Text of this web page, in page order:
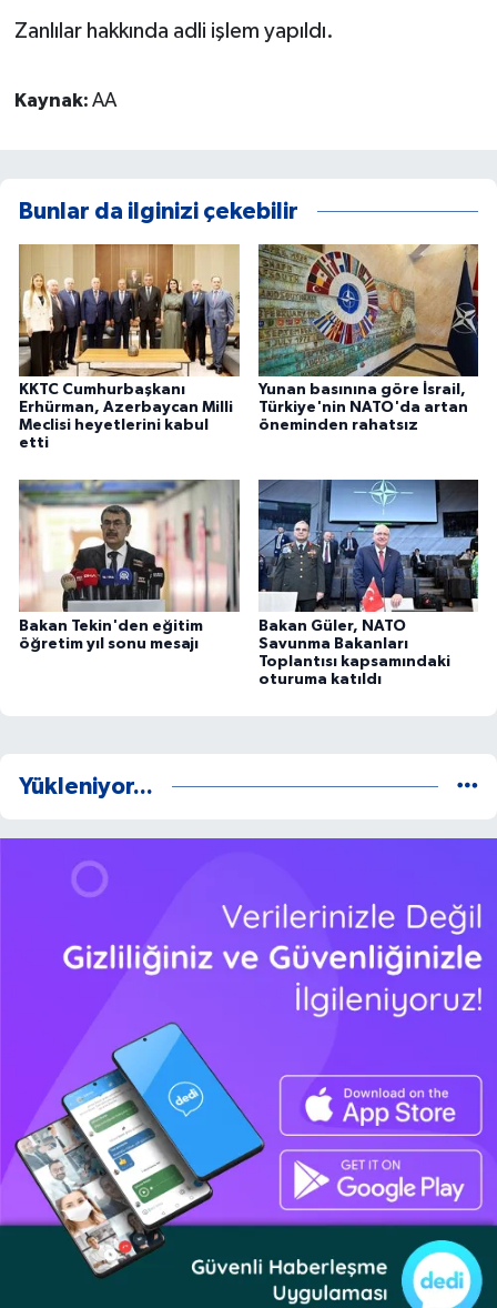
Zanlılar hakkında adli işlem yapıldı.
Kaynak: AA
Bunlar da ilginizi çekebilir
KKTC Cumhurbaşkanı
Erhürman, Azerbaycan Milli
Meclisi heyetlerini kabul
etti
Yunan basınına göre İsrail,
Türkiye'nin NATO'da artan
öneminden rahatsız
Bakan Tekin'den eğitim
öğretim yıl sonu mesajı
Bakan Güler, NATO
Savunma Bakanları
Toplantısı kapsamındaki
oturuma katıldı
Yükleniyor...